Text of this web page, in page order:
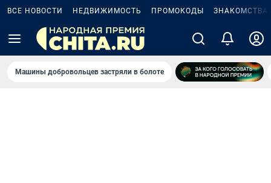
ВСЕ НОВОСТИ НЕДВИЖИМОСТЬ ПРОМОКОДЫ ЗНАКОМСТВА
Машины добровольцев застряли в болоте